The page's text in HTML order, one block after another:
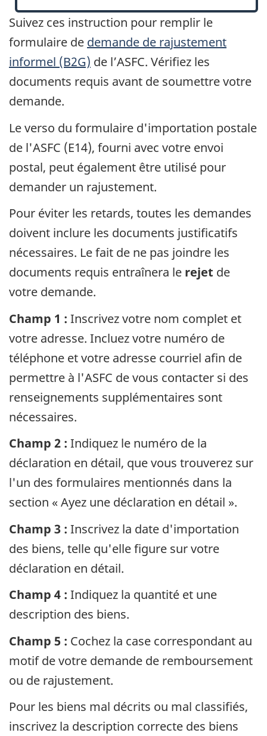
Suivez ces instruction pour remplir le
formulaire de demande de rajustement
informel (B2G) de l’ASFC. Vérifiez les
documents requis avant de soumettre votre
demande.
Le verso du formulaire d'importation postale
de l'ASFC (E14), fourni avec votre envoi
postal, peut également être utilisé pour
demander un rajustement.
Pour éviter les retards, toutes les demandes
doivent inclure les documents justificatifs
nécessaires. Le fait de ne pas joindre les
documents requis entraînera le rejet de
votre demande.
Champ 1 : Inscrivez votre nom complet et
votre adresse. Incluez votre numéro de
téléphone et votre adresse courriel afin de
permettre à l'ASFC de vous contacter si des
renseignements supplémentaires sont
nécessaires.
Champ 2 : Indiquez le numéro de la
déclaration en détail, que vous trouverez sur
l'un des formulaires mentionnés dans la
section « Ayez une déclaration en détail ».
Champ 3 : Inscrivez la date d'importation
des biens, telle qu'elle figure sur votre
déclaration en détail.
Champ 4 : Indiquez la quantité et une
description des biens.
Champ 5 : Cochez la case correspondant au
motif de votre demande de remboursement
ou de rajustement.
Pour les biens mal décrits ou mal classifiés,
inscrivez la description correcte des biens